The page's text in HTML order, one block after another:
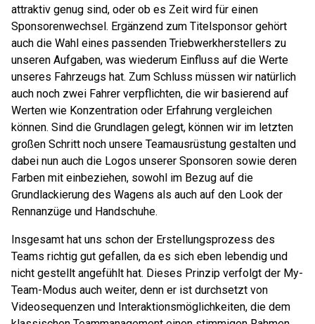
attraktiv genug sind, oder ob es Zeit wird für einen
Sponsorenwechsel. Ergänzend zum Titelsponsor gehört
auch die Wahl eines passenden Triebwerkherstellers zu
unseren Aufgaben, was wiederum Einfluss auf die Werte
unseres Fahrzeugs hat. Zum Schluss müssen wir natürlich
auch noch zwei Fahrer verpflichten, die wir basierend auf
Werten wie Konzentration oder Erfahrung vergleichen
können. Sind die Grundlagen gelegt, können wir im letzten
großen Schritt noch unsere Teamausrüstung gestalten und
dabei nun auch die Logos unserer Sponsoren sowie deren
Farben mit einbeziehen, sowohl im Bezug auf die
Grundlackierung des Wagens als auch auf den Look der
Rennanzüge und Handschuhe.
Insgesamt hat uns schon der Erstellungsprozess des
Teams richtig gut gefallen, da es sich eben lebendig und
nicht gestellt angefühlt hat. Dieses Prinzip verfolgt der My-
Team-Modus auch weiter, denn er ist durchsetzt von
Videosequenzen und Interaktionsmöglichkeiten, die dem